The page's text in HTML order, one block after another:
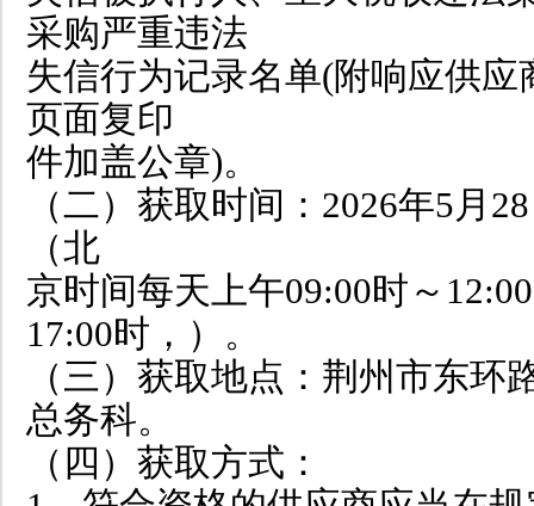
采购严重违法
失信行为记录名单(附响应供应
页面复印
件加盖公章)。
（二）获取时间：2026年5月
（北
京时间每天上午09:00时～
17:00时，）。
（三）获取地点：荆州市东环
总务科。
（四）获取方式：